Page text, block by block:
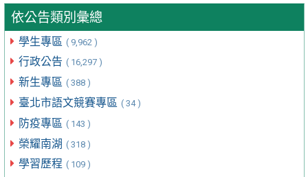
依公告類別彙總
學生專區 ( 9,962 )
行政公告 ( 16,297 )
新生專區 ( 388 )
臺北市語文競賽專區 ( 34 )
防疫專區 ( 143 )
榮耀南湖 ( 318 )
學習歷程 ( 109 )